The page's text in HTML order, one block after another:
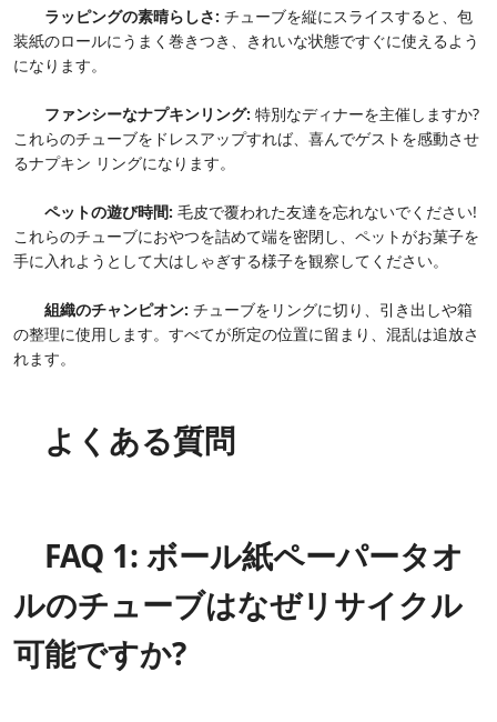
ラッピングの素晴らしさ: チューブを縦にスライスすると、包
装紙のロールにうまく巻きつき、きれいな状態ですぐに使えるよう
になります。
ファンシーなナプキンリング: 特別なディナーを主催しますか?
これらのチューブをドレスアップすれば、喜んでゲストを感動させ
るナプキン リングになります。
ペットの遊び時間: 毛皮で覆われた友達を忘れないでください!
これらのチューブにおやつを詰めて端を密閉し、ペットがお菓子を
手に入れようとして大はしゃぎする様子を観察してください。
組織のチャンピオン: チューブをリングに切り、引き出しや箱
の整理に使用します。すべてが所定の位置に留まり、混乱は追放さ
れます。
よくある質問
FAQ 1: ボール紙ペーパータオ
ルのチューブはなぜリサイクル
可能ですか?